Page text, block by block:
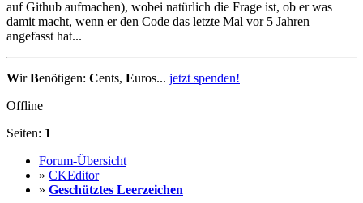
auf Github aufmachen), wobei natürlich die Frage ist, ob er was
damit macht, wenn er den Code das letzte Mal vor 5 Jahren
angefasst hat...
WirBenötigen: Cents, Euros... jetzt spenden!
Offline
Seiten: 1
Forum-Übersicht
» CKEditor
» Geschütztes Leerzeichen